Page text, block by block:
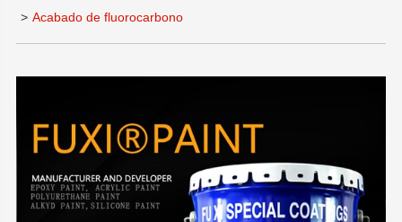
Acabado de fluorocarbono